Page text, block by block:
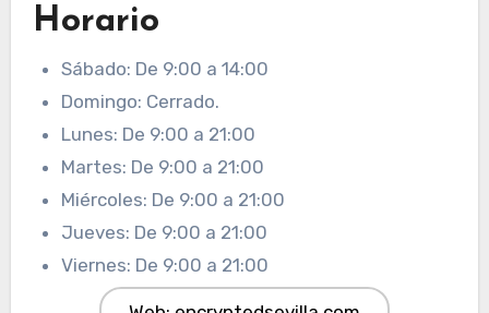
Horario
Sábado: De 9:00 a 14:00
Domingo: Cerrado.
Lunes: De 9:00 a 21:00
Martes: De 9:00 a 21:00
Miércoles: De 9:00 a 21:00
Jueves: De 9:00 a 21:00
Viernes: De 9:00 a 21:00